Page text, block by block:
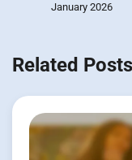
January 2026
Related Posts